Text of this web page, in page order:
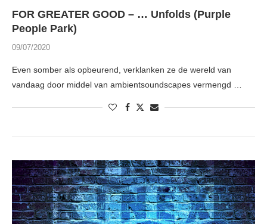
FOR GREATER GOOD – … Unfolds (Purple
People Park)
09/07/2020
Even somber als opbeurend, verklanken ze de wereld van
vandaag door middel van ambientsoundscapes vermengd …